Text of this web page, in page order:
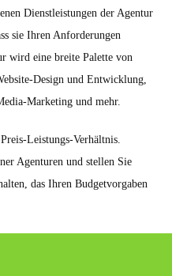
Dienstleistungen der Agentur
sie Ihren Anforderungen
wird eine breite Palette von
Design und Entwicklung,
Marketing und mehr.
Leistungs-Verhältnis.
Agenturen und stellen Sie
das Ihren Budgetvorgaben